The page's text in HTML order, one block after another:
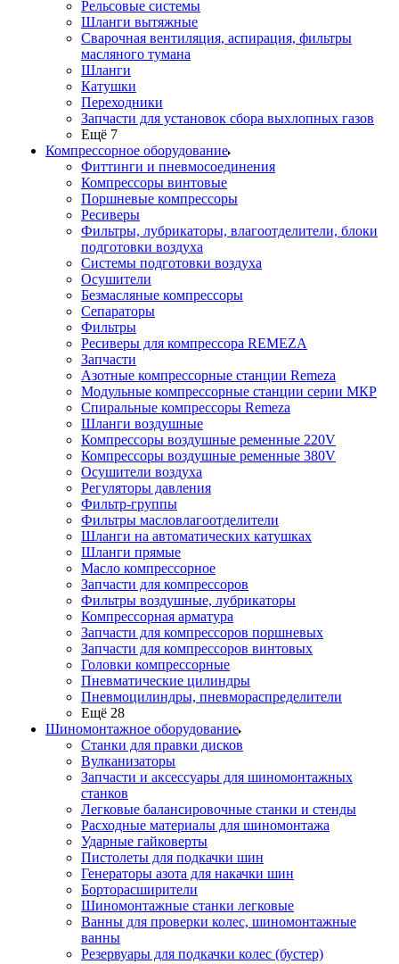
Рельсовые системы
Шланги вытяжные
Сварочная вентиляция, аспирация, фильтры
масляного тумана
Шланги
Катушки
Переходники
Запчасти для установок сбора выхлопных газов
Ещё 7
Компрессорное оборудование
Фиттинги и пневмосоединения
Компрессоры винтовые
Поршневые компрессоры
Ресиверы
Фильтры, лубрикаторы, влагоотделители, блоки
подготовки воздуха
Системы подготовки воздуха
Осушители
Безмасляные компрессоры
Сепараторы
Фильтры
Ресиверы для компрессора REMEZA
Запчасти
Азотные компрессорные станции Remeza
Модульные компрессорные станции серии МКР
Спиральные компрессоры Remeza
Шланги воздушные
Компрессоры воздушные ременные 220V
Компрессоры воздушные ременные 380V
Осушители воздуха
Регуляторы давления
Фильтр-группы
Фильтры масловлагоотделители
Шланги на автоматических катушках
Шланги прямые
Масло компрессорное
Запчасти для компрессоров
Фильтры воздушные, лубрикаторы
Компрессорная арматура
Запчасти для компрессоров поршневых
Запчасти для компрессоров винтовых
Головки компрессорные
Пневматические цилиндры
Пневмоцилиндры, пневмораспределители
Ещё 28
Шиномонтажное оборудование
Станки для правки дисков
Вулканизаторы
Запчасти и аксессуары для шиномонтажных
станков
Легковые балансировочные станки и стенды
Расходные материалы для шиномонтажа
Ударные гайковерты
Пистолеты для подкачки шин
Генераторы азота для накачки шин
Борторасширители
Шиномонтажные станки легковые
Ванны для проверки колес, шиномонтажные
ванны
Резервуары для подкачки колес (бустер)